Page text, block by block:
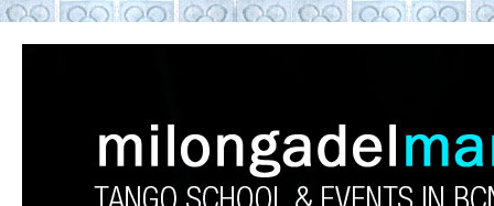
Tango experience Barcelona. Tango